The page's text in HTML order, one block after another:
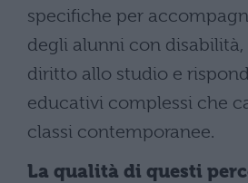
specifiche per
degli alunni con
diritto allo studio e
educativi complessi che
classi contemporanee.
La qualità di questi